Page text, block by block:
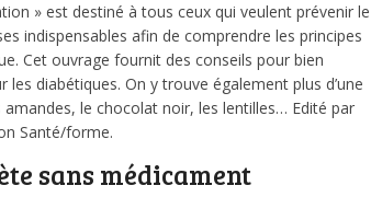
» est destiné à tous ceux qui veulent prévenir le
indispensables afin de comprendre les principes
Cet ouvrage fournit des conseils pour bien
diabétiques. On y trouve également plus d’une
le chocolat noir, les lentilles… Edité par
Santé/forme.
sans médicament